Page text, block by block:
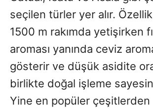
seçilen türler yer alır.
1500 m rakımda yetişirken
aroması yanında ceviz
gösterir ve düşük asidite
birlikte doğal işleme
Yine en popüler çeşitlerden